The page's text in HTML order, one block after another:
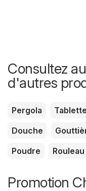
Consultez
d'autres
Pergola Tablette
Douche
Poudre
Rouleau
Promotion